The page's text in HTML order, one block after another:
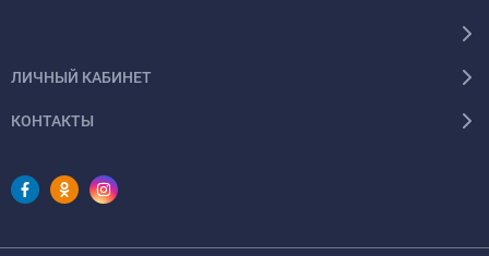
ЛИЧНЫЙ КАБИНЕТ
КОНТАКТЫ